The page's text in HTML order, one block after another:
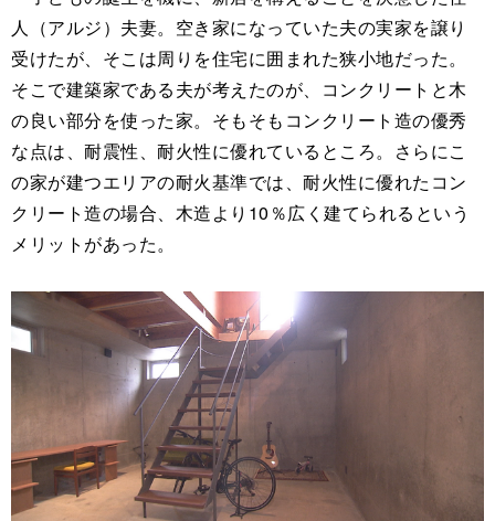
人（アルジ）夫妻。空き家になっていた夫の実家を譲り
受けたが、そこは周りを住宅に囲まれた狭小地だった。
そこで建築家である夫が考えたのが、コンクリートと木
の良い部分を使った家。そもそもコンクリート造の優秀
な点は、耐震性、耐火性に優れているところ。さらにこ
の家が建つエリアの耐火基準では、耐火性に優れたコン
クリート造の場合、木造より10％広く建てられるという
メリットがあった。